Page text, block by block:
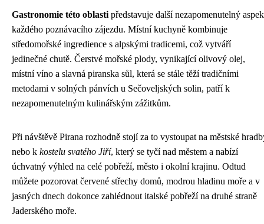
Gastronomie této oblasti představuje další nezapomenutelný
každého poznávacího zájezdu. Místní kuchyně kombinuje
středomořské ingredience s alpskými tradicemi, což vytváří
jedinečné chutě. Čerstvé mořské plody, vynikající olivový olej,
místní víno a slavná piranska sůl, která se stále těží tradičními
metodami v solných pánvích u Sečoveljských solin, patří k
nezapomenutelným kulinářským zážitkům.
Při návštěvě Pirana rozhodně stojí za to vystoupat na městské
nebo k kostelu svatého Jiří, který se tyčí nad městem a nabízí
úchvatný výhled na celé pobřeží, město i okolní krajinu. Odtud
můžete pozorovat červené střechy domů, modrou hladinu moře a v
jasných dnech dokonce zahlédnout italské pobřeží na druhé straně
Jaderského moře.